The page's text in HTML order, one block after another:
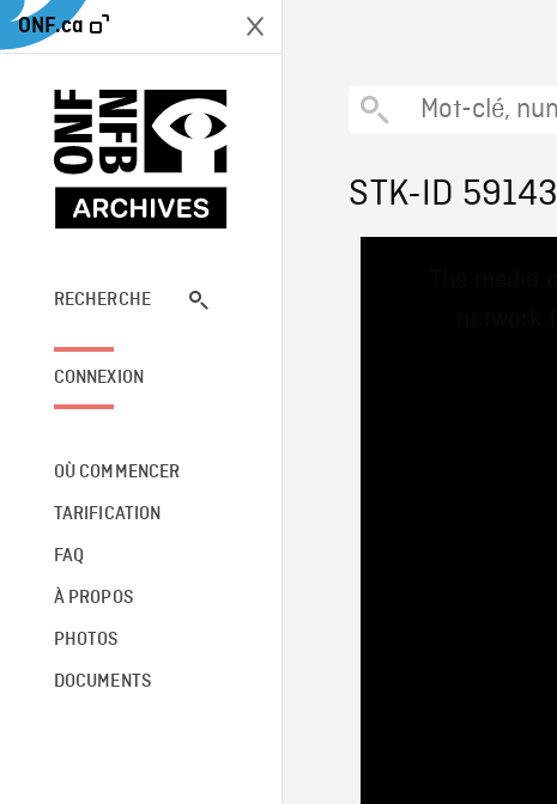
ONF.ca
RECHERCHE
CONNEXION
OÙ COMMENCER
TARIFICATION
FAQ
À PROPOS
PHOTOS
DOCUMENTS
STK-ID 59143